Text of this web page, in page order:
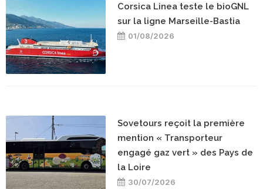
Corsica Linea teste le bioGNL
sur la ligne Marseille-Bastia
01/08/2026
Sovetours reçoit la première
mention « Transporteur
engagé gaz vert » des Pays de
la Loire
30/07/2026